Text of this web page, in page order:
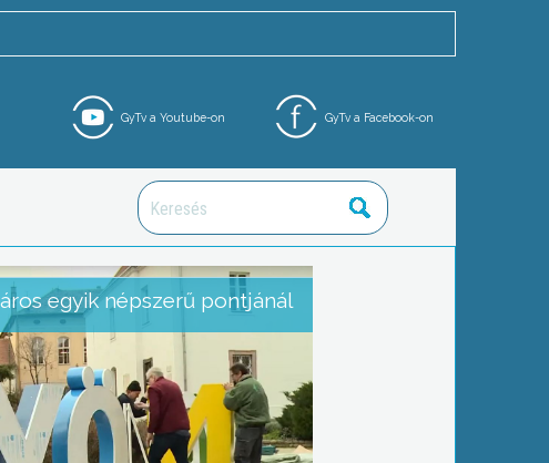
GyTv a Facebook-on
GyTv a Youtube-on
egyik népszerű pontjánál